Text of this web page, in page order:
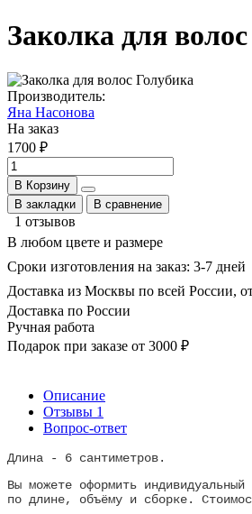
Заколка для
Производитель:
Яна Насонова
На заказ
1700 ₽
В Корзину
В закладки
В сравнение
1 отзывов
В любом цвете и размере
Сроки изготовления на заказ: 3-7 дней
Доставка из Москвы по всей России,
Доставка по России
Ручная работа
Подарок при заказе от 3000 ₽
Описание
Отзывы 1
Вопрос-ответ
Длина - 6 сантиметров.
Вы можете оформить
по длине, объёму и сборке.